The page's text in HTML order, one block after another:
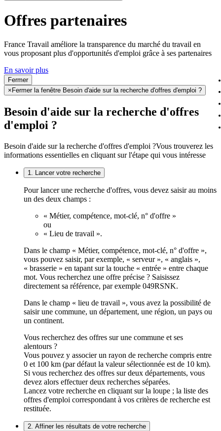
Offres partenaires
France Travail améliore la transparence du marché du travail en
vous proposant plus d'opportunités d'emploi grâce à ses partenaires
En savoir plus
Fermer
× Fermer la fenêtre Besoin d'aide sur la recherche d'offres d'emploi ?
Besoin d'aide sur la recherche d'offres
d'emploi ?
Besoin d'aide sur la recherche d'offres d'emploi ?Vous trouverez les
informations essentielles en cliquant sur l'étape qui vous intéresse
1. Lancer votre recherche
Pour lancer une recherche d'offres, vous devez saisir au moins
un des deux champs :
« Métier, compétence, mot-clé, n° d'offre »
ou
« Lieu de travail ».
Dans le champ « Métier, compétence, mot-clé, n° d'offre »,
vous pouvez saisir, par exemple, « serveur », « anglais »,
« brasserie » en tapant sur la touche « entrée » entre chaque
mot. Vous recherchez une offre précise ? Saisissez
directement sa référence, par exemple 049RSNK.
Dans le champ « lieu de travail », vous avez la possibilité de
saisir une commune, un département, une région, un pays ou
un continent.
Vous recherchez des offres sur une commune et ses
alentours ?
Vous pouvez y associer un rayon de recherche compris entre
0 et 100 km (par défaut la valeur sélectionnée est de 10 km).
Si vous recherchez des offres sur deux départements, vous
devez alors effectuer deux recherches séparées.
Lancez votre recherche en cliquant sur la loupe ; la liste des
offres d'emploi correspondant à vos critères de recherche est
restituée.
2. Affiner les résultats de votre recherche